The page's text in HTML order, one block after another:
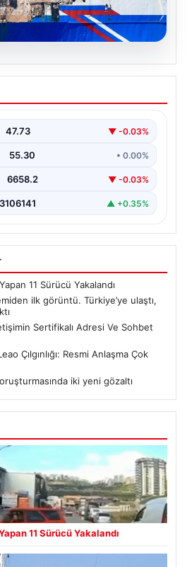
gemiden ilk
ulaştı, saldırının
vurulan gemiden ilk detaylar ve
47.73 ▼ -0.03%
55.30 • 0.00%
6658.2 ▼ -0.03%
3106141 ▲ +0.35%
11 Sürücü Yakalandı
ilk görüntü. Türkiye’ye ulaştı,
Sertifikalı Adresi Ve Sohbet
Çılgınlığı: Resmi Anlaşma Çok
iki yeni gözaltı
11 Sürücü Yakalandı